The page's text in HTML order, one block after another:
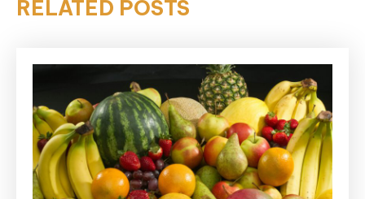
RELATED POSTS